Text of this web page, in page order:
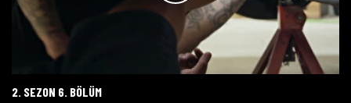
2. SEZON 6. BÖLÜM